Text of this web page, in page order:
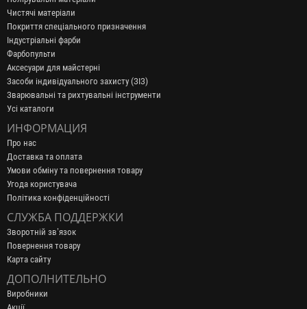
Чистячі матеріали
Покриття спеціального призначення
Індустріальні фарби
Фарбопульти
Аксесуари для майстерні
Засоби індивідуального захисту (ЗІЗ)
Зварювальні та рихтувальні інструменти
Усі каталоги
ИНФОРМАЦИЯ
Про нас
Доставка та оплата
Умови обміну та повернення товару
Угода користувача
Політика конфіденційності
СЛУЖБА ПОДДЕРЖКИ
Зворотній зв’язок
Повернення товару
Карта сайту
ДОПОЛНИТЕЛЬНО
Виробники